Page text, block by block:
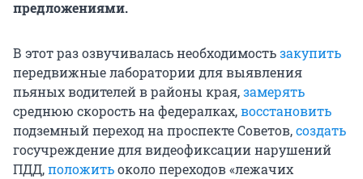
предложениями.
В этот раз озвучивалась необходимостьзакупить
передвижные лаборатории для выявления
пьяных водителей в районы края,замерять
среднюю скорость на федералках,восстановить
подземный переход на проспекте Советов,создать
госучреждение для видеофиксации нарушений
ПДД,положитьоколо переходов «лежачих